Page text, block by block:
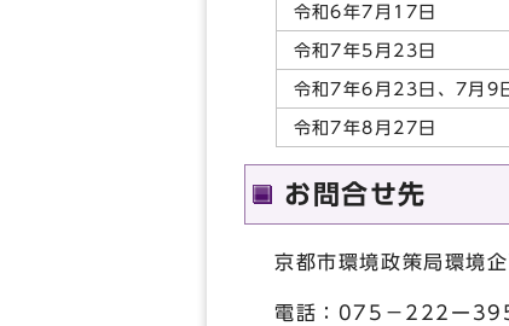
令和6年7月17日
令和7年5月23日
令和7年6月23日、7月9
令和7年8月27日
お問合せ先
京都市環境政策局環境
電話：075－222ー